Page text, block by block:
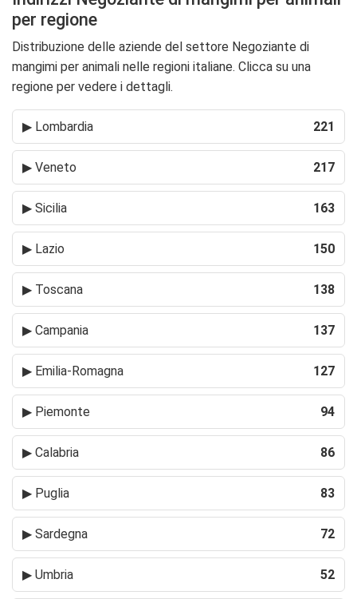
per regione
Distribuzione delle aziende del settore Negoziante di
mangimi per animali nelle regioni italiane. Clicca su una
regione per vedere i dettagli.
▶ Lombardia 221
▶ Veneto 217
▶ Sicilia 163
▶ Lazio 150
▶ Toscana 138
▶ Campania 137
▶ Emilia-Romagna 127
▶ Piemonte 94
▶ Calabria 86
▶ Puglia 83
▶ Sardegna 72
▶ Umbria 52